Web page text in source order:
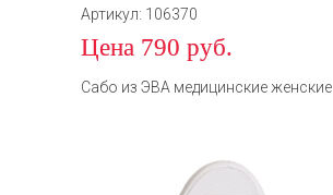
Артикул: 106370
Цена 790 руб.
Сабо из ЭВА медицинские женские